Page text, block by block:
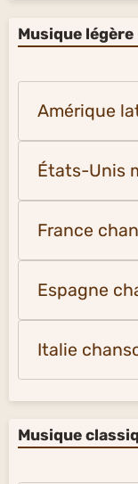
Musique
Amérique
États-Unis
France
Espagne
Italie
Musique